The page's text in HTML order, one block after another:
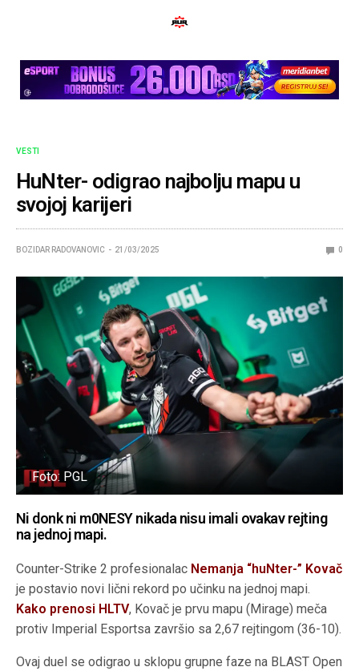
VESTI
HuNter- odigrao najbolju mapu u
svojoj karijeri
BOZIDAR RADOVANOVIC 21/03/2025 0
Foto: PGL
Ni donk ni m0NESY nikada nisu imali ovakav rejting
na jednoj mapi.
Counter-Strike 2 profesionalac Nemanja “huNter-” Kovač
je postavio novi lični rekord po učinku na jednoj mapi.
Kako prenosi HLTV, Kovač je prvu mapu (Mirage) meča
protiv Imperial Esportsa završio sa 2,67 rejtingom (36-10).
Ovaj duel se odigrao u sklopu grupne faze na BLAST Open